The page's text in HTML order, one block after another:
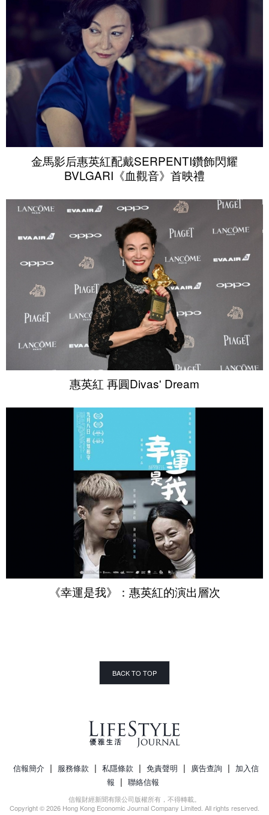
金馬影后惠英紅配戴SERPENTI鑽飾閃耀
BVLGARI《血觀音》首映禮
惠英紅 再圓Divas' Dream
《幸運是我》：惠英紅的演出層次
BACK TO TOP
信報簡介 | 服務條款 | 私隱條款 | 免責聲明 | 廣告查詢 | 加入信
報 | 聯絡信報
信報財經新聞有限公司版權所有，不得轉載。
Copyright © 2026 Hong Kong Economic Journal Company Limited. All rights reserved.